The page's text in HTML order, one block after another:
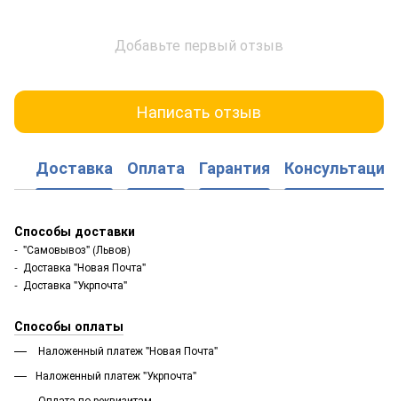
Добавьте первый отзыв
Написать отзыв
Доставка Оплата Гарантия Консультация
Способы доставки
- "Самовывоз" (Львов)
- Доставка "Новая Почта"
- Доставка "Укрпочта"
Способы оплаты
Наложенный платеж "Новая Почта"
Наложенный платеж "Укрпочта"